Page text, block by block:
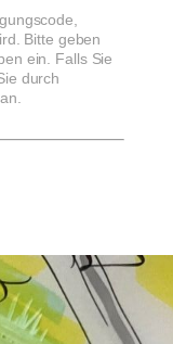
Bitte geben
ein. Falls Sie
durch